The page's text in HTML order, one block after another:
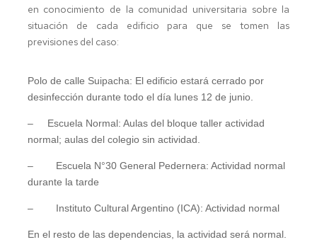
en conocimiento de la comunidad universitaria sobre la
situación de cada edificio para que se tomen las
previsiones del caso:
Polo de calle Suipacha: El edificio estará cerrado por
desinfección durante todo el día lunes 12 de junio.
– Escuela Normal: Aulas del bloque taller actividad
normal; aulas del colegio sin actividad.
–
Escuela N°30 General Pedernera: Actividad normal
durante la tarde
– Instituto Cultural Argentino (ICA): Actividad normal
En el resto de las dependencias, la actividad será normal.